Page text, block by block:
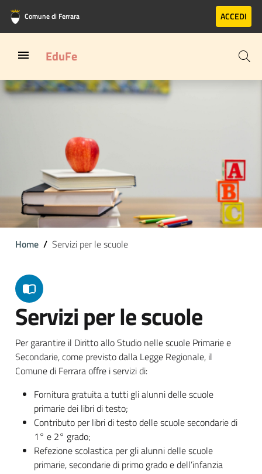
Vai al contenuto principale
Vai al footer
Comune di Ferrara ACCEDI
EduFe
Home Servizi per le scuole
Servizi per le scuole
Per garantire il Diritto allo Studio nelle scuole Primarie e
Secondarie, come previsto dalla Legge Regionale, il
Comune di Ferrara offre i servizi di:
Fornitura gratuita a tutti gli alunni delle scuole
primarie dei libri di testo;
Contributo per libri di testo delle scuole secondarie di
1° e 2° grado;
Refezione scolastica per gli alunni delle scuole
primarie, secondarie di primo grado e dell’infanzia